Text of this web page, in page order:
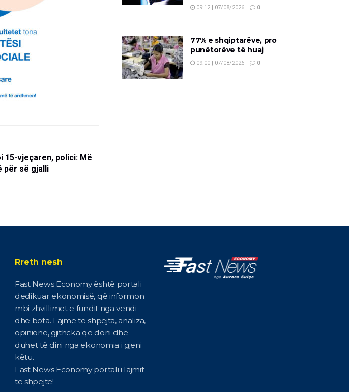
15-vjeçaren, polici: Më
për së gjalli
09:12 | 07/08/2026 0
77% e shqiptarëve, pro
punëtorëve të huaj
09:00 | 07/08/2026 0
Rreth nesh
Fast News Economy është portali
dedikuar ekonomisë, që informon
mbi zhvillimet e fundit nga vendi
dhe bota. Lajme të shpejta, analiza,
opinione, gjithcka që doni dhe
duhet të dini nga ekonomia i gjeni
këtu.
Fast News Economy portali i lajmit
të shpejtë!